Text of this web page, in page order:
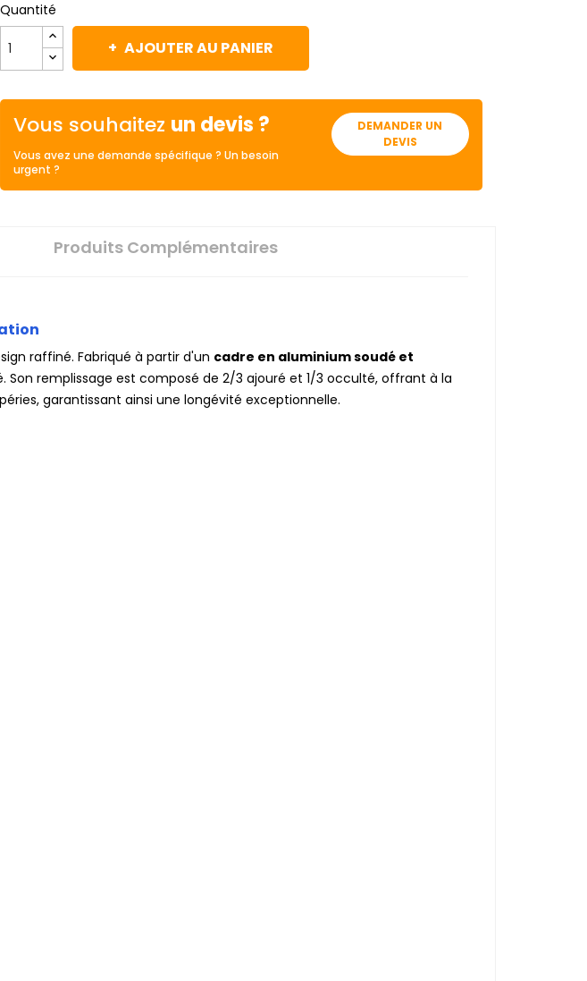
Quantité
AJOUTER AU PANIER
Vous souhaitez un devis ?
Vous avez une demande spécifique ? Un besoin
urgent ?
DEMANDER UN
DEVIS
Produits Complémentaires
raffiné. Fabriqué à partir d'un cadre en aluminium soudé et
remplissage est composé de 2/3 ajouré et 1/3 occulté, offrant à la
garantissant ainsi une longévité exceptionnelle.